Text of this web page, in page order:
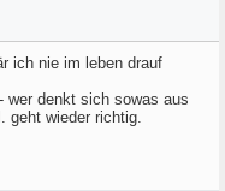
ich nie im leben drauf
wer denkt sich sowas aus
geht wieder richtig.